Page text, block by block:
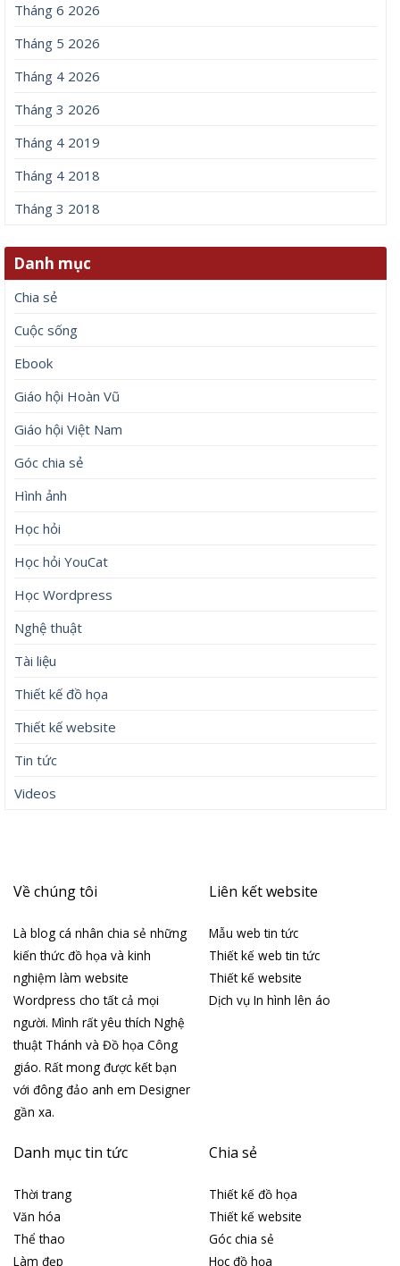
Tháng 6 2026
Tháng 5 2026
Tháng 4 2026
Tháng 3 2026
Tháng 4 2019
Tháng 4 2018
Tháng 3 2018
Danh mục
Chia sẻ
Cuộc sống
Ebook
Giáo hội Hoàn Vũ
Giáo hội Việt Nam
Góc chia sẻ
Hình ảnh
Học hỏi
Học hỏi YouCat
Học Wordpress
Nghệ thuật
Tài liệu
Thiết kế đồ họa
Thiết kế website
Tin tức
Videos
Về chúng tôi
Là blog cá nhân chia sẻ những
kiến thức đồ họa và kinh
nghiệm làm website
Wordpress cho tất cả mọi
người. Mình rất yêu thích Nghệ
thuật Thánh và Đồ họa Công
giáo. Rất mong được kết bạn
với đông đảo anh em Designer
gần xa.
Liên kết website
Mẫu web tin tức
Thiết kế web tin tức
Thiết kế website
Dịch vụ In hình lên áo
Danh mục tin tức
Thời trang
Văn hóa
Thể thao
Làm đẹp
Chia sẻ
Thiết kế đồ họa
Thiết kế website
Góc chia sẻ
Học đồ họa